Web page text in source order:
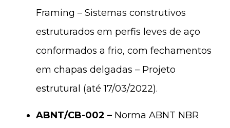
Framing – Sistemas construtivos
estruturados em perfis leves de aço
conformados a frio, com fechamentos
em chapas delgadas – Projeto
estrutural (até 17/03/2022).
ABNT/CB-002 – Norma ABNT NBR